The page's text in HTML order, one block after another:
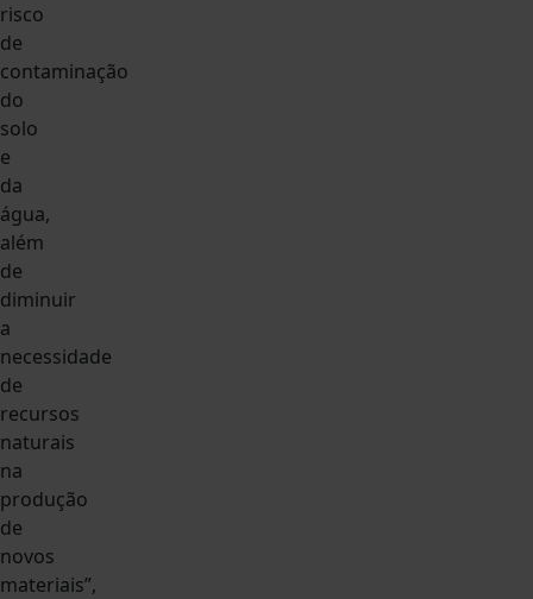
risco
de
contaminação
do
solo
e
da
água,
além
de
diminuir
a
necessidade
de
recursos
naturais
na
produção
de
novos
materiais”,